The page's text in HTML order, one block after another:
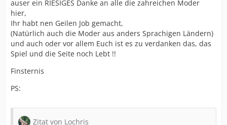
auser ein RIESIGES Danke an alle die zahreichen Moder
hier,
Ihr habt nen Geilen Job gemacht,
(Natürlich auch die Moder aus anders Sprachigen Ländern)
und auch oder vor allem Euch ist es zu verdanken das, das
Spiel und die Seite noch Lebt !!
Finsternis
PS:
Zitat von Lochris